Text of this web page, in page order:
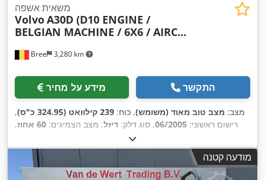
Bree 3,280 km
משאית אשפה
VolvoA30D (D10 ENGINE /
BELGIAN MACHINE / 6X6 / AIRC...
מידע על מחיר התקשר
מצב: מצב טוב מאוד (משומש), כוח: 239 קילוואט (324.95 כ"ס)
,
רישום ראשוני: 06/2005, סוג דלק: דיזל, מצב הצמיגים: 60 אחוז
,
, תא נהג:
תמסורת:אוטומטי, אורך כולל:10,000 מ"מ , רוחב כולל:3,000
מ"מ, גובה כולל:
, שעות עבודה:
, ציוד:מיזוג אוויר ,
מודעה קטנה